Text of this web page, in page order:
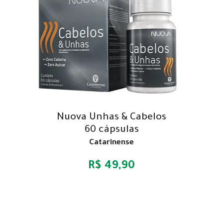
Nuova Unhas & Cabelos
60 cápsulas
Catarinense
R$ 49,90